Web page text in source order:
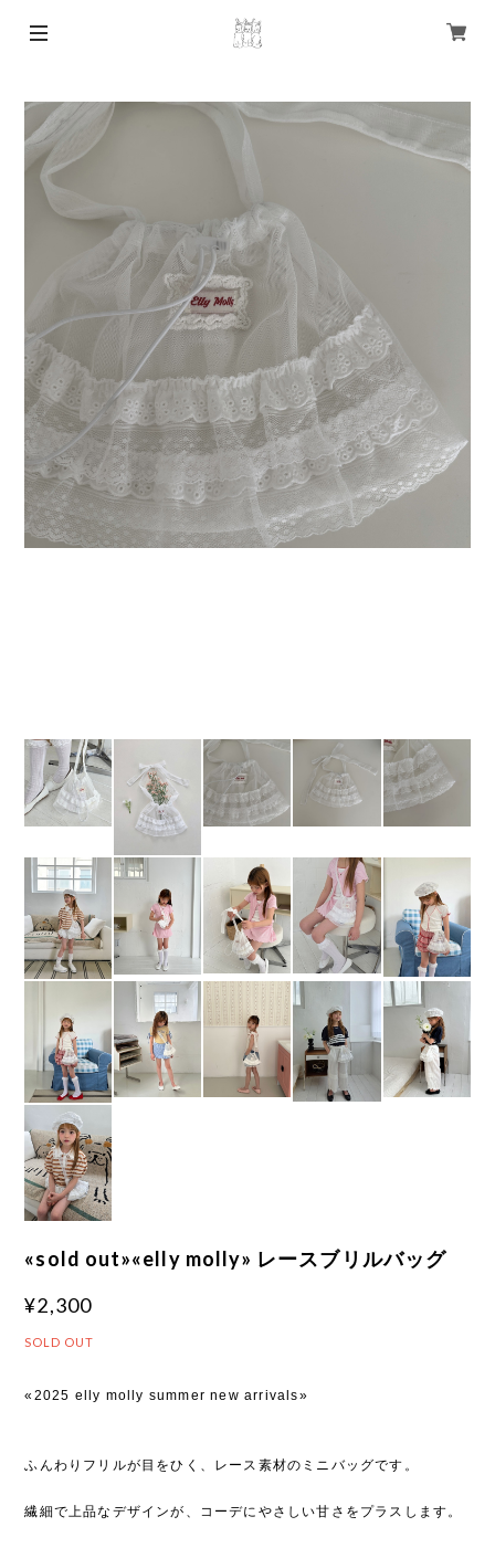
«sold out»«elly molly» レースブリルバッグ
¥2,300
SOLD OUT
«2025 elly molly summer new arrivals»
ふんわりフリルが目をひく、レース素材のミニバッグです。
繊細で上品なデザインが、コーデにやさしい甘さをプラスします。